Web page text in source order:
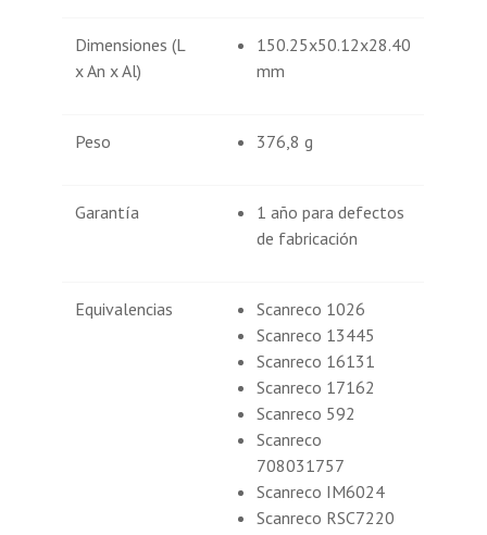
Dimensiones (L
x An x Al)
150.25x50.12x28.40
mm
Peso 376,8 g
Garantía
1 año para defectos
de fabricación
Equivalencias
Scanreco 1026
Scanreco 13445
Scanreco 16131
Scanreco 17162
Scanreco 592
Scanreco
708031757
Scanreco IM6024
Scanreco RSC7220